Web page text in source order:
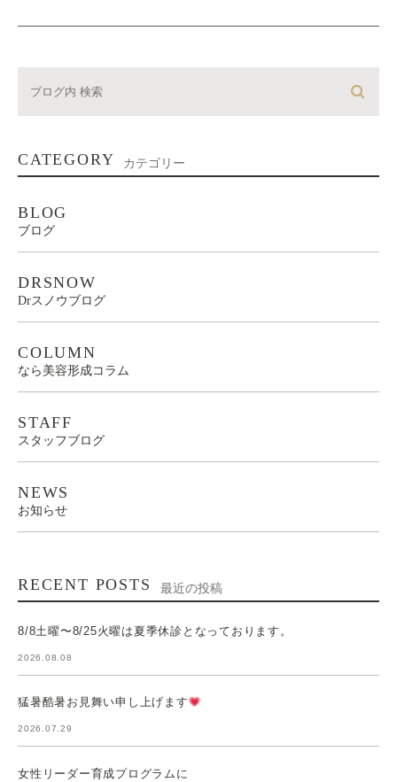
CATEGORY カテゴリー
BLOG
ブログ
DRSNOW
Drスノウブログ
COLUMN
なら美容形成コラム
STAFF
スタッフブログ
NEWS
お知らせ
RECENT POSTS 最近の投稿
8/8土曜〜8/25火曜は夏季休診となっております。
2026.08.08
猛暑酷暑お見舞い申し上げます
2026.07.29
女性リーダー育成プログラムに